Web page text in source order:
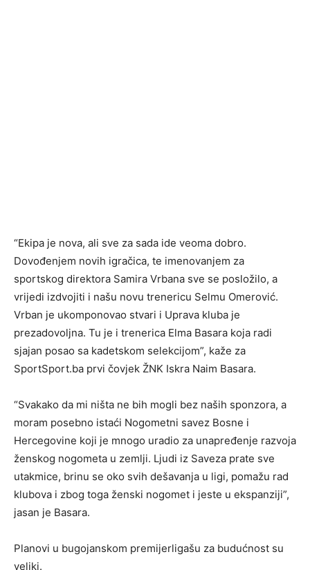
“Ekipa je nova, ali sve za sada ide veoma dobro.
Dovođenjem novih igračica, te imenovanjem za
sportskog direktora Samira Vrbana sve se posložilo, a
vrijedi izdvojiti i našu novu trenericu Selmu Omerović.
Vrban je ukomponovao stvari i Uprava kluba je
prezadovoljna. Tu je i trenerica Elma Basara koja radi
sjajan posao sa kadetskom selekcijom”, kaže za
SportSport.ba prvi čovjek ŽNK Iskra Naim Basara.
“Svakako da mi ništa ne bih mogli bez naših sponzora, a
moram posebno istaći Nogometni savez Bosne i
Hercegovine koji je mnogo uradio za unapređenje razvoja
ženskog nogometa u zemlji. Ljudi iz Saveza prate sve
utakmice, brinu se oko svih dešavanja u ligi, pomažu rad
klubova i zbog toga ženski nogomet i jeste u ekspanziji”,
jasan je Basara.
Planovi u bugojanskom premijerligašu za budućnost su
veliki.